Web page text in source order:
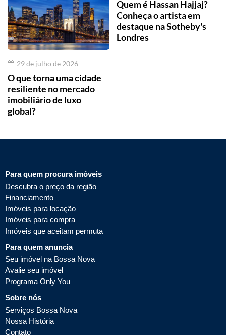
29 de julho de 2026
O que torna uma cidade
resiliente no mercado
imobiliário de luxo
global?
Quem é Hassan Hajjaj?
Conheça o artista em
destaque na Sotheby's
Londres
Para quem procura imóveis
Descubra o preço da região
Financiamento
Imóveis para locação
Imóveis para compra
Imóveis que aceitam permuta
Para quem anuncia
Seu imóvel na Bossa Nova
Avalie seu imóvel
Programa Only You
Sobre nós
Serviços Bossa Nova
Nossa História
Contato